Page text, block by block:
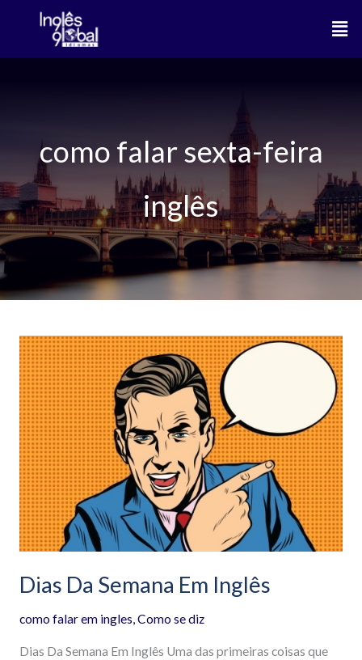
o
como falar sexta-feira
inglês
Dias Da Semana Em Inglês
como falar em ingles,Como se diz
Dias Da Semana Em Inglês Uma das primeiras coisas que
Dias
Da
Semana
Em
Inglês